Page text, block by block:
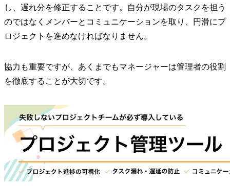
し、遅れ分を修正することです。自分が現場のタスクを担う
のではなくメンバーとコミュニケーションを取り、円滑にプ
ロジェクトを進めなければなりません。
協力も重要ですが、あくまでもマネージャーは管理者の役割
を徹底することが大切です。